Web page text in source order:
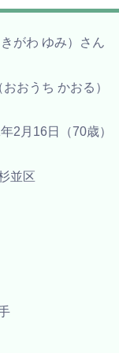
がわ ゆみ）さん
おうち かおる）
2月16日（70歳）
並区